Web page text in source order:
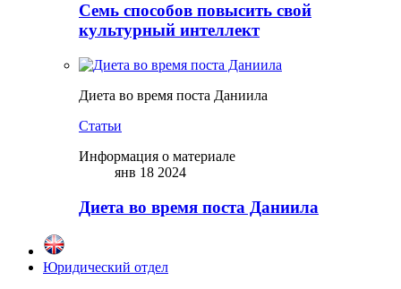
Семь способов повысить свой
культурный интеллект
Диета во время поста Даниила
Статьи
Информация о материале
янв 18 2024
Диета во время поста Даниила
Юридический отдел